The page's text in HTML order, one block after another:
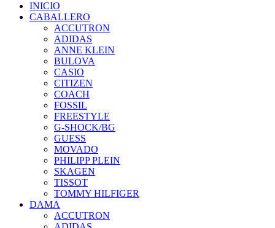
INICIO
CABALLERO
ACCUTRON
ADIDAS
ANNE KLEIN
BULOVA
CASIO
CITIZEN
COACH
FOSSIL
FREESTYLE
G-SHOCK/BG
GUESS
MOVADO
PHILIPP PLEIN
SKAGEN
TISSOT
TOMMY HILFIGER
DAMA
ACCUTRON